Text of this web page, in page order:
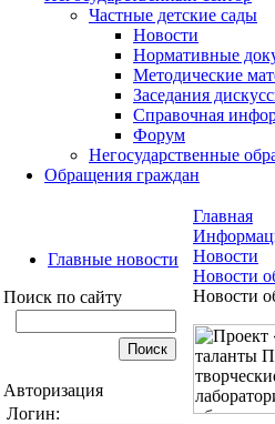
Частные детские сады
Новости
Нормативные
Методические
Заседания
Справочная
Форум
Негосударственные
Обращения граждан
Главные новости
Поиск по сайту
Авторизация
Логин:
Главная
Новости
Новости
Новости